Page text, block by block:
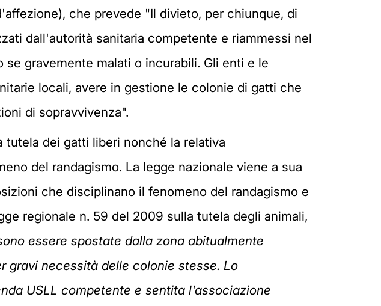
che prevede "Il divieto, per chiunque, di
dall'autorità sanitaria competente e riammessi nel
gravemente malati o incurabili. Gli enti e le
locali, avere in gestione le colonie di gatti che
di sopravvivenza".
tutela dei gatti liberi nonché la relativa
del randagismo. La legge nazionale viene a sua
che disciplinano il fenomeno del randagismo e
regionale n. 59 del 2009 sulla tutela degli animali,
essere spostate dalla zona abitualmente
gravi necessità delle colonie stesse. Lo
USLL competente e sentita l'associazione